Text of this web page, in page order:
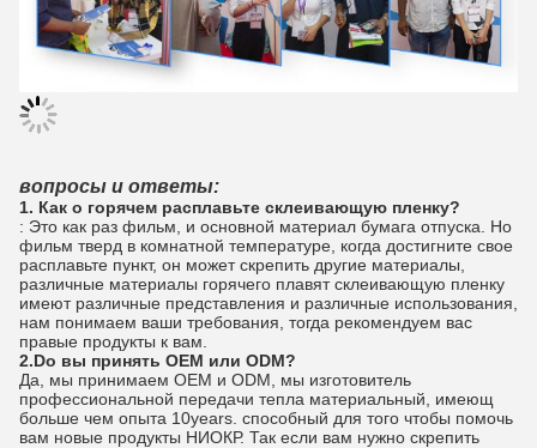
вопросы и ответы:
1. Как о горячем расплавьте склеивающую пленку?
: Это как раз фильм, и основной материал бумага отпуска. Но
фильм тверд в комнатной температуре, когда достигните свое
расплавьте пункт, он может скрепить другие материалы,
различные материалы горячего плавят склеивающую пленку
имеют различные представления и различные использования,
нам понимаем ваши требования, тогда рекомендуем вас
правые продукты к вам.
2.Do вы принять OEM или ODM?
Да, мы принимаем OEM и ODM, мы изготовитель
профессиональной передачи тепла материальный, имеющ
больше чем опыта 10years. способный для того чтобы помочь
вам новые продукты НИОКР. Так если вам нужно скрепить